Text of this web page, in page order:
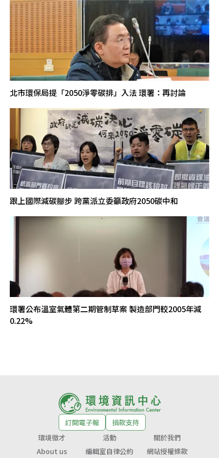
北市環保局提「2050淨零碳排」入法 環署：再討論
跟上國際減碳腳步 跨黨派立委籲政府2050碳中和
環署公布溫室氣體第二期管制草案 製造部門較2005年減
0.22%
訂閱電子報
捐款支持
環境徵才
活動
關於我們
About us
編輯室自律公約 網站授權條款